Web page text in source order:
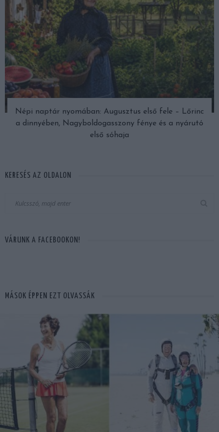
Népi naptár nyomában: Augusztus első fele – Lőrinc
a dinnyében, Nagyboldogasszony fénye és a nyárutó
első sóhaja
KERESÉS AZ OLDALON
VÁRUNK A FACEBOOKON!
MÁSOK ÉPPEN EZT OLVASSÁK